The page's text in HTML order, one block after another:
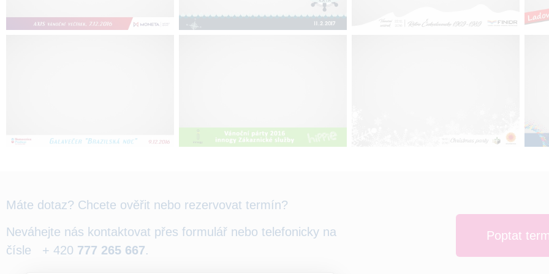
Máte dotaz? Chcete ověřit nebo rezervovat termín?
Neváhejte nás kontaktovat přes formulář nebo telefonicky na
čísle + 420 777 265 667.
Poptat